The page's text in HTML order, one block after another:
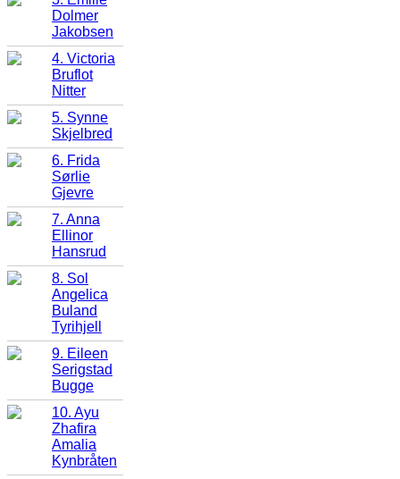
Dolmer
Jakobsen
4. Victoria
Bruflot
Nitter
5. Synne
Skjelbred
6. Frida
Sørlie
Gjevre
7. Anna
Ellinor
Hansrud
8. Sol
Angelica
Buland
Tyrihjell
9. Eileen
Serigstad
Bugge
10. Ayu
Zhafira
Amalia
Kynbråten